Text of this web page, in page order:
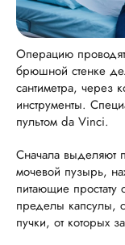
Операцию
брюшной стенке
сантиметра, через
инструменты.
пультом da Vinci.
Сначала выделяют
мочевой пузырь,
питающие
пределы капсулы,
пучки, от которых